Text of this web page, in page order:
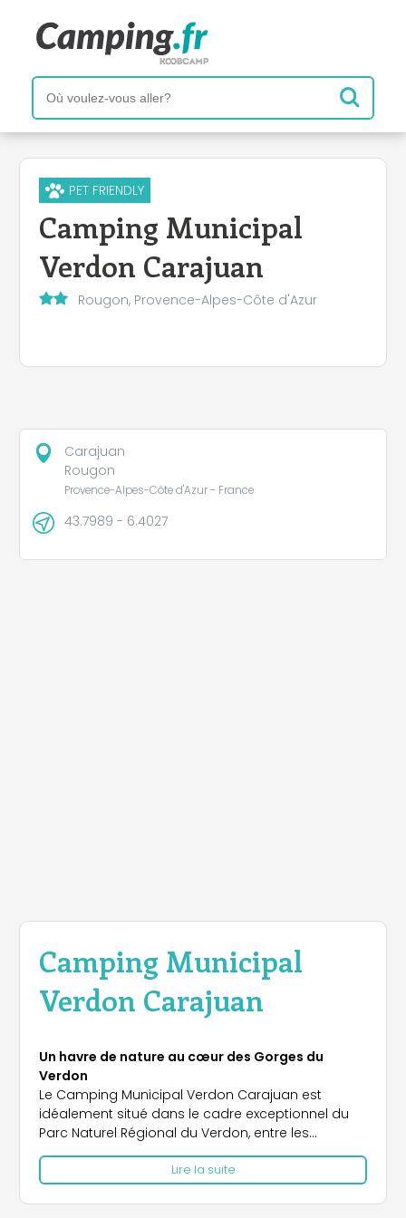
PET FRIENDLY
Camping Municipal
Verdon Carajuan
Rougon, Provence-Alpes-Côte d'Azur
Camping Municipal
Verdon Carajuan
Un havre de nature au cœur des Gorges du
Verdon
Le Camping Municipal Verdon Carajuan est
idéalement situé dans le cadre exceptionnel du
Parc Naturel Régional du Verdon, entre les
majestueuses Gorges du Verdon et la sérénité
des lacs de Castillon et Sainte-Croix. Niché sur la
commune de Rougon, ce camping de 4 hectares
est un véritable havre de paix pour les amoureux
Lire la suite
Carajuan
Rougon
Provence-Alpes-Côte d'Azur - France
43.7989 - 6.4027